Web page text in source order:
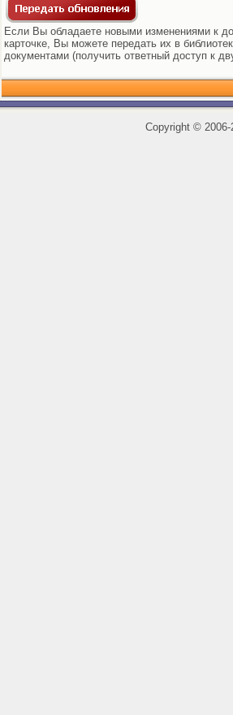
Если Вы обладаете новыми изменениями к
карточке, Вы можете передать их в
документами (получить ответный доступ к
Copyright ©